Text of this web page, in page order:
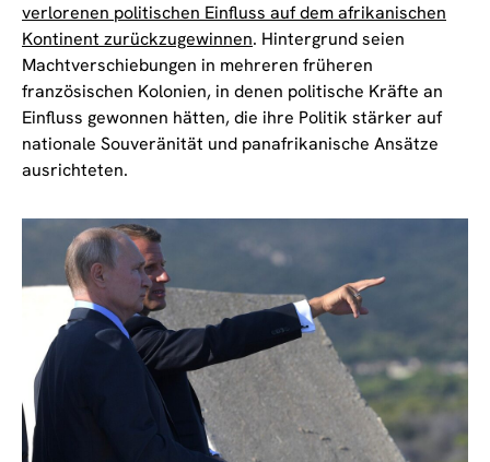
verlorenen politischen Einfluss auf dem afrikanischen
Kontinent zurückzugewinnen. Hintergrund seien
Machtverschiebungen in mehreren früheren
französischen Kolonien, in denen politische Kräfte an
Einfluss gewonnen hätten, die ihre Politik stärker auf
nationale Souveränität und panafrikanische Ansätze
ausrichteten.